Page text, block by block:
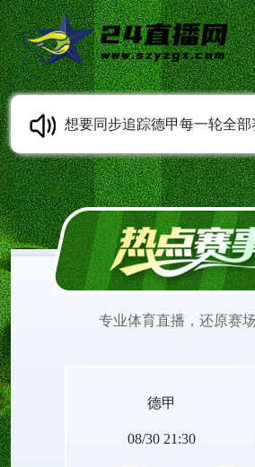
想要同步追踪德甲每一轮全
提供德甲直播服务。免费无
观看，多条线路灵活切换。
专业体育直播，还原赛
德甲
08/30 21:30